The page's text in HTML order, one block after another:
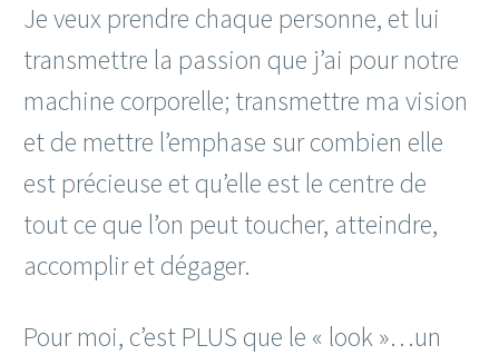
Je veux prendre chaque personne, et lui
transmettre la passion que j’ai pour notre
machine corporelle; transmettre ma vision
et de mettre l’emphase sur combien elle
est précieuse et qu’elle est le centre de
tout ce que l’on peut toucher, atteindre,
accomplir et dégager.
Pour moi, c’est PLUS que le « look »…un